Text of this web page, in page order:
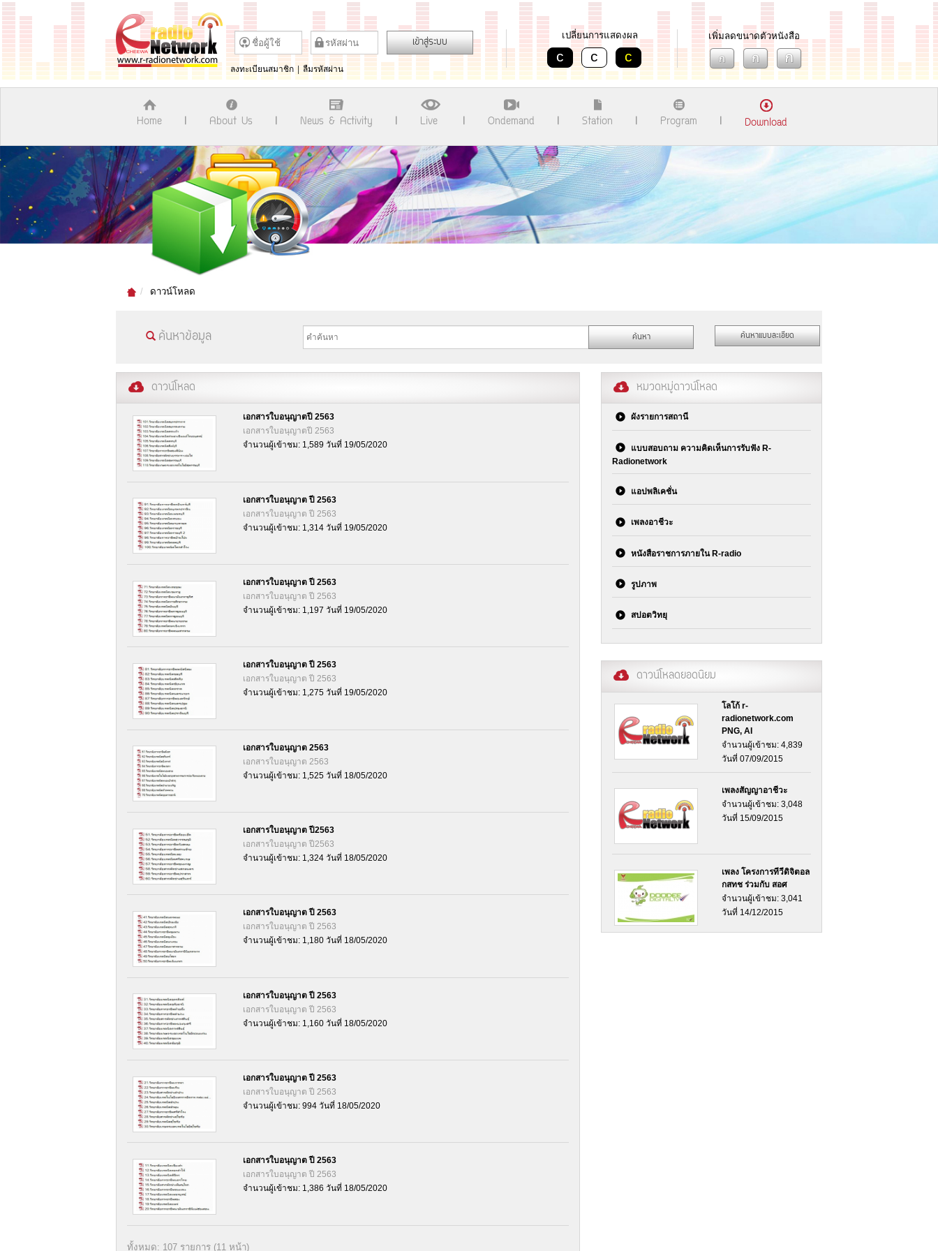
เข้าสู่ระบบ
ลงทะเบียนสมาชิก | ลืมรหัสผ่าน
เปลี่ยนการแสดงผล
c c c
เพิ่มลดขนาดตัวหนังสือ
Home About Us News & Activity Live Ondemand Station Program Download
ดาวน์โหลด
ค้นหาข้อมูล
ดาวน์โหลด
เอกสารใบอนุญาตปี 2563
เอกสารใบอนุญาตปี 2563
จำนวนผู้เข้าชม: 1,589 วันที่ 19/05/2020
เอกสารใบอนุญาต ปี 2563
เอกสารใบอนุญาต ปี 2563
จำนวนผู้เข้าชม: 1,314 วันที่ 19/05/2020
เอกสารใบอนุญาต ปี 2563
เอกสารใบอนุญาต ปี 2563
จำนวนผู้เข้าชม: 1,197 วันที่ 19/05/2020
เอกสารใบอนุญาต ปี 2563
เอกสารใบอนุญาต ปี 2563
จำนวนผู้เข้าชม: 1,275 วันที่ 19/05/2020
เอกสารใบอนุญาต 2563
เอกสารใบอนุญาต 2563
จำนวนผู้เข้าชม: 1,525 วันที่ 18/05/2020
เอกสารใบอนุญาต ปี2563
เอกสารใบอนุญาต ปี2563
จำนวนผู้เข้าชม: 1,324 วันที่ 18/05/2020
เอกสารใบอนุญาต ปี 2563
เอกสารใบอนุญาต ปี 2563
จำนวนผู้เข้าชม: 1,180 วันที่ 18/05/2020
เอกสารใบอนุญาต ปี 2563
เอกสารใบอนุญาต ปี 2563
จำนวนผู้เข้าชม: 1,160 วันที่ 18/05/2020
เอกสารใบอนุญาต ปี 2563
เอกสารใบอนุญาต ปี 2563
จำนวนผู้เข้าชม: 994 วันที่ 18/05/2020
เอกสารใบอนุญาต ปี 2563
เอกสารใบอนุญาต ปี 2563
จำนวนผู้เข้าชม: 1,386 วันที่ 18/05/2020
ทั้งหมด: 107 รายการ (11 หน้า)
หมวดหมู่ดาวน์โหลด
ผังรายการสถานี
แบบสอบถาม ความคิดเห็นการรับฟัง R-
Radionetwork
แอปพลิเคชั่น
เพลงอาชีวะ
หนังสือราชการภายใน R-radio
รูปภาพ
สปอตวิทยุ
ดาวน์โหลดยอดนิยม
โลโก้ r-
radionetwork.com
PNG, AI
จำนวนผู้เข้าชม: 4,839
วันที่ 07/09/2015
เพลงสัญญาอาชีวะ
จำนวนผู้เข้าชม: 3,048
วันที่ 15/09/2015
เพลง โครงการทีวีดิจิตอล
กสทช ร่วมกับ สอศ
จำนวนผู้เข้าชม: 3,041
วันที่ 14/12/2015